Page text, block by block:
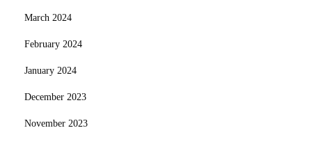
March 2024
February 2024
January 2024
December 2023
November 2023